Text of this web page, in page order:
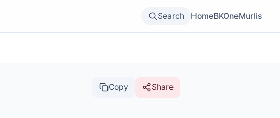
Search HomeBKOneMurlis
Copy Share